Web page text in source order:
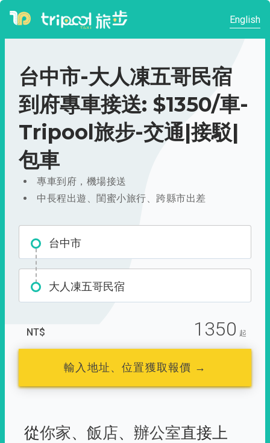
English
台中市-大人凍五哥民宿
到府專車接送: $1350/車-
Tripool旅步-交通|接駁|
包車
專車到府，機場接送
中長程出遊、閨蜜小旅行、跨縣市出差
台中市
大人凍五哥民宿
NT$ 1350 起
輸入地址、位置獲取報價 →
從你家、 飯店、 辦公室直接上